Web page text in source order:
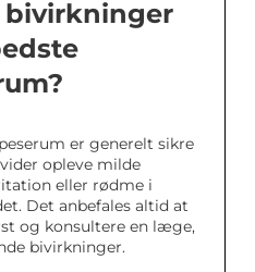
bivirkninger
er generelt sikre
opleve milde
eller rødme i
Det anbefales altid at
og konsultere en læge,
bivirkninger.